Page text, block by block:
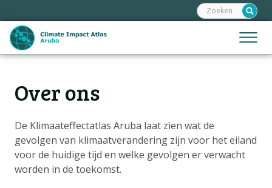
links
over
Spring
inhoud
naar
de
navigatie
Jump
to
Menu
Zoeken:
Over ons
De Klimaateffectatlas Aruba laat zien wat de
gevolgen van klimaatverandering zijn voor het eiland
voor de huidige tijd en welke gevolgen er verwacht
worden in de toekomst.
Hoofdnavigatie
KAARTUITLEG
KLIMAATGEVOLGEN
SCENARIO'S